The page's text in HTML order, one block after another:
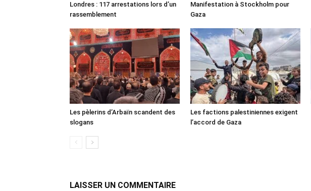
Londres : 117 arrestations lors d’un
rassemblement
Manifestation à Stockholm pour
Gaza
Les pèlerins d’Arbaïn scandent des
slogans
Les factions palestiniennes exigent
l’accord de Gaza
LAISSER UN COMMENTAIRE